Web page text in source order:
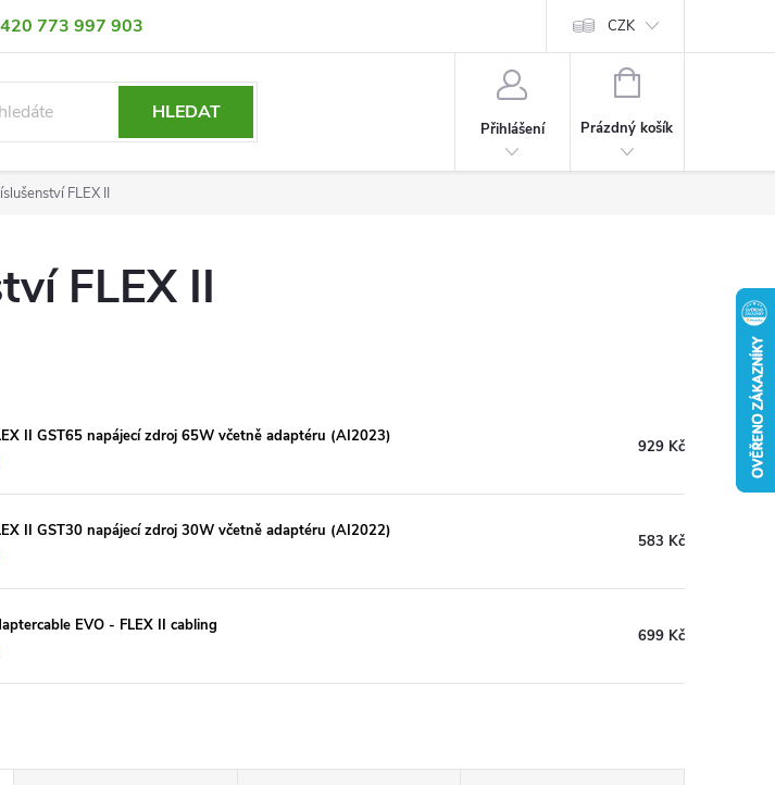
773 997 903
Podmínky ochrany osobních údajů CZK
HLEDAT
Přihlášení
NÁKUPNÍ
Prázdný košík
FLEX II
FLEX II
II GST65 napájecí zdroj 65W včetně adaptéru (AI2023)
929 Kč
II GST30 napájecí zdroj 30W včetně adaptéru (AI2022)
583 Kč
EVO - FLEX II cabling
699 Kč